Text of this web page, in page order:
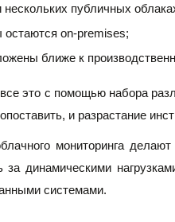
публичных
on-premises;
ближе к
это с помощью набора
и разрастание
мониторинга
за динамическими
системами.